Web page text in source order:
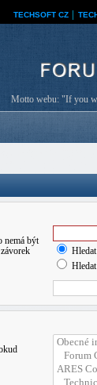
TECHSOFT CZ
Motto webu: "If you
nemá být